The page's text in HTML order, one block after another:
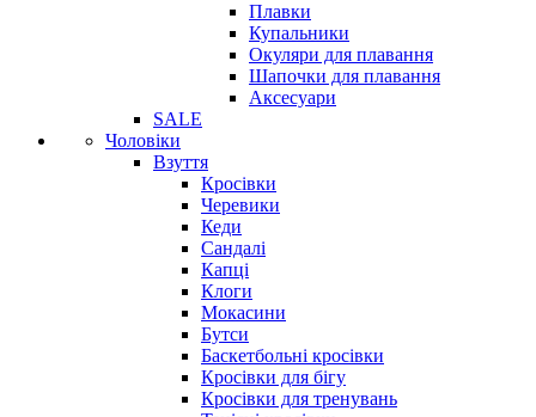
Плавки
Купальники
Окуляри для плавання
Шапочки для плавання
Аксесуари
SALE
Чоловіки
Взуття
Кросівки
Черевики
Кеди
Сандалі
Капці
Клоги
Мокасини
Бутси
Баскетбольні кросівки
Кросівки для бігу
Кросівки для тренувань